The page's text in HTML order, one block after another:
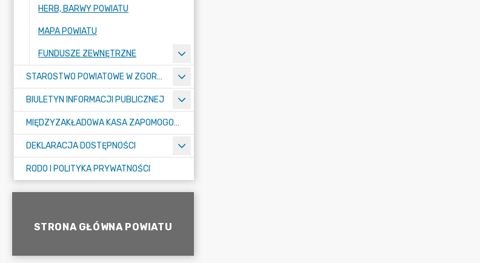
HERB, BARWY POWIATU
MAPA POWIATU
FUNDUSZE ZEWNĘTRZNE
STAROSTWO POWIATOWE W ZGORZELCU
BIULETYN INFORMACJI PUBLICZNEJ
MIĘDZYZAKŁADOWA KASA ZAPOMOGOWO-POŻYCZKOWA
DEKLARACJA DOSTĘPNOŚCI
RODO I POLITYKA PRYWATNOŚCI
STRONA GŁÓWNA POWIATU